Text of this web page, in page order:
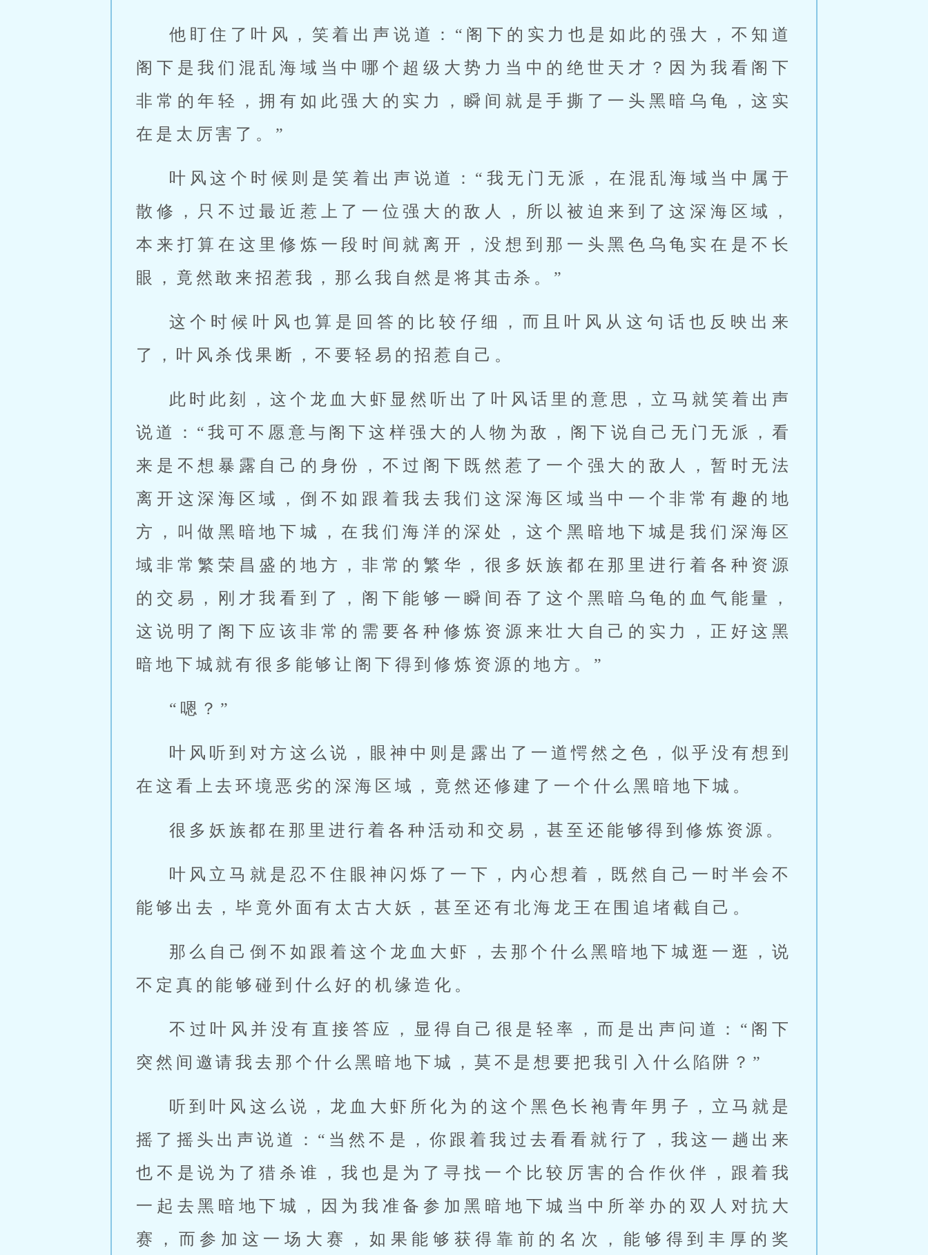
他盯住了叶风，笑着出声说道：“阁下的实力也是如此的强大，不知道
阁下是我们混乱海域当中哪个超级大势力当中的绝世天才？因为我看阁下
非常的年轻，拥有如此强大的实力，瞬间就是手撕了一头黑暗乌龟，这实
在是太厉害了。”
叶风这个时候则是笑着出声说道：“我无门无派，在混乱海域当中属于
散修，只不过最近惹上了一位强大的敌人，所以被迫来到了这深海区域，
本来打算在这里修炼一段时间就离开，没想到那一头黑色乌龟实在是不长
眼，竟然敢来招惹我，那么我自然是将其击杀。”
这个时候叶风也算是回答的比较仔细，而且叶风从这句话也反映出来
了，叶风杀伐果断，不要轻易的招惹自己。
此时此刻，这个龙血大虾显然听出了叶风话里的意思，立马就笑着出声
说道：“我可不愿意与阁下这样强大的人物为敌，阁下说自己无门无派，看
来是不想暴露自己的身份，不过阁下既然惹了一个强大的敌人，暂时无法
离开这深海区域，倒不如跟着我去我们这深海区域当中一个非常有趣的地
方，叫做黑暗地下城，在我们海洋的深处，这个黑暗地下城是我们深海区
域非常繁荣昌盛的地方，非常的繁华，很多妖族都在那里进行着各种资源
的交易，刚才我看到了，阁下能够一瞬间吞了这个黑暗乌龟的血气能量，
这说明了阁下应该非常的需要各种修炼资源来壮大自己的实力，正好这黑
暗地下城就有很多能够让阁下得到修炼资源的地方。”
“嗯？”
叶风听到对方这么说，眼神中则是露出了一道愕然之色，似乎没有想到
在这看上去环境恶劣的深海区域，竟然还修建了一个什么黑暗地下城。
很多妖族都在那里进行着各种活动和交易，甚至还能够得到修炼资源。
叶风立马就是忍不住眼神闪烁了一下，内心想着，既然自己一时半会不
能够出去，毕竟外面有太古大妖，甚至还有北海龙王在围追堵截自己。
那么自己倒不如跟着这个龙血大虾，去那个什么黑暗地下城逛一逛，说
不定真的能够碰到什么好的机缘造化。
不过叶风并没有直接答应，显得自己很是轻率，而是出声问道：“阁下
突然间邀请我去那个什么黑暗地下城，莫不是想要把我引入什么陷阱？”
听到叶风这么说，龙血大虾所化为的这个黑色长袍青年男子，立马就是
摇了摇头出声说道：“当然不是，你跟着我过去看看就行了，我这一趟出来
也不是说为了猎杀谁，我也是为了寻找一个比较厉害的合作伙伴，跟着我
一起去黑暗地下城，因为我准备参加黑暗地下城当中所举办的双人对抗大
赛，而参加这一场大赛，如果能够获得靠前的名次，能够得到丰厚的奖